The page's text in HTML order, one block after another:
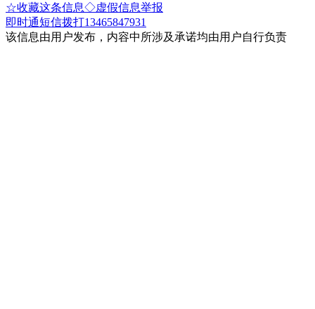
☆收藏这条信息◇虚假信息举报
即时通短信拨打13465847931
该信息由用户发布，内容中所涉及承诺均由用户自行负责